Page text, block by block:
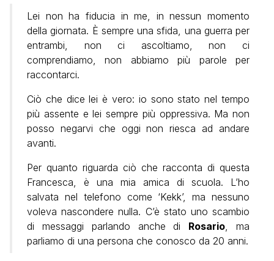
Lei non ha fiducia in me, in nessun momento
della giornata. È sempre una sfida, una guerra per
entrambi, non ci ascoltiamo, non ci
comprendiamo, non abbiamo più parole per
raccontarci.
Ciò che dice lei è vero: io sono stato nel tempo
più assente e lei sempre più oppressiva. Ma non
posso negarvi che oggi non riesca ad andare
avanti.
Per quanto riguarda ciò che racconta di questa
Francesca, è una mia amica di scuola. L’ho
salvata nel telefono come ‘Kekk’, ma nessuno
voleva nascondere nulla. C’è stato uno scambio
di messaggi parlando anche di Rosario, ma
parliamo di una persona che conosco da 20 anni.